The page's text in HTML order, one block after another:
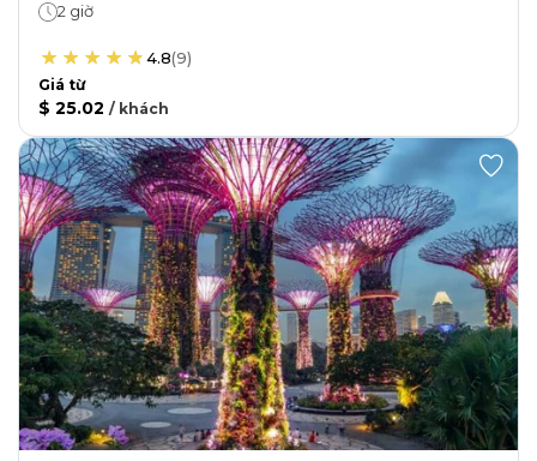
2 giờ
4.8(9)
Giá từ
$ 25.02 / khách